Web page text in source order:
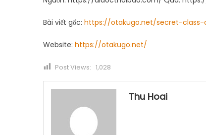
Bài viết gốc: https://otakugo.net/secret-class-
Website: https://otakugo.net/
Post Views: 1,028
Thu Hoai